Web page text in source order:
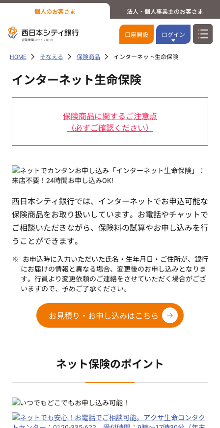
個人のお客さま 法人・個人事業主のお客さま
口座開設 ログイン
HOME そなえる 保険商品 インターネット生命保険
インターネット生命保険
保険商品に関するご注意点
（必ずご確認ください）
西日本シティ銀行では、インターネットでお申込可能な
保険商品をお取り扱いしています。お電話やチャットで
ご相談いただきながら、保険料の試算やお申し込みを行
うことができます。
お申込時に入力いただいた氏名・生年月日・ご住所が、銀行
にお届けの情報と異なる場合、変更後のお申し込みとなりま
す。行員より変更依頼のご連絡をさせていただく場合がござ
いますので、予めご了承ください。
お見積り・お申し込みはこちら
ネット保険のポイント